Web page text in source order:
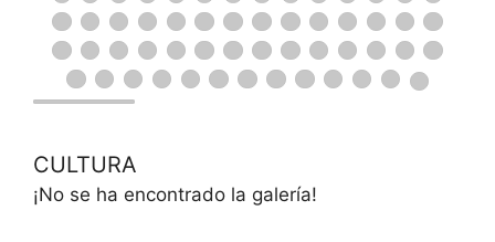
CULTURA
¡No se ha encontrado la galería!